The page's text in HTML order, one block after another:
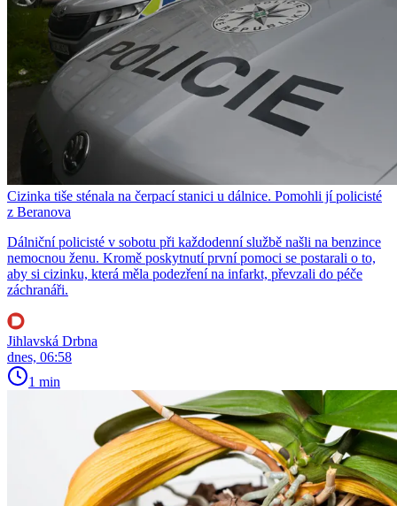
Cizinka tiše sténala na čerpací stanici u dálnice. Pomohli jí policisté
z Beranova
Dálniční policisté v sobotu při každodenní službě našli na benzince
nemocnou ženu. Kromě poskytnutí první pomoci se postarali o to,
aby si cizinku, která měla podezření na infarkt, převzali do péče
záchranáři.
Jihlavská Drbna
dnes, 06:58
1 min